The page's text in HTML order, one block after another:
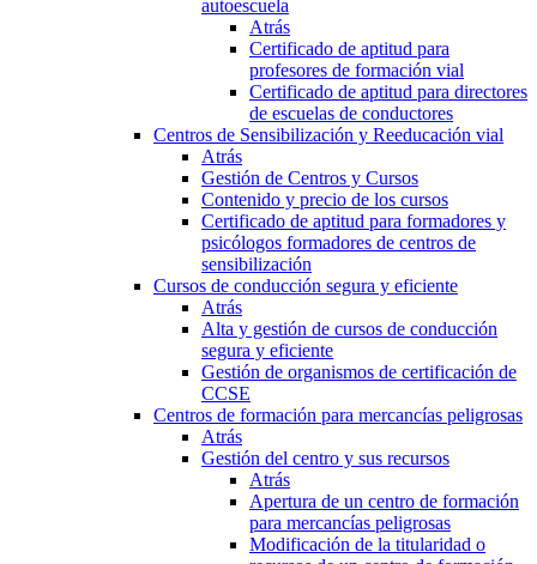
autoescuela
Atrás
Certificado de aptitud para
profesores de formación vial
Certificado de aptitud para directores
de escuelas de conductores
Centros de Sensibilización y Reeducación vial
Atrás
Gestión de Centros y Cursos
Contenido y precio de los cursos
Certificado de aptitud para formadores y
psicólogos formadores de centros de
sensibilización
Cursos de conducción segura y eficiente
Atrás
Alta y gestión de cursos de conducción
segura y eficiente
Gestión de organismos de certificación de
CCSE
Centros de formación para mercancías peligrosas
Atrás
Gestión del centro y sus recursos
Atrás
Apertura de un centro de formación
para mercancías peligrosas
Modificación de la titularidad o